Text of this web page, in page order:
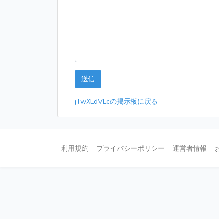
送信
jTwXLdVLeの掲示板に戻る
利用規約 プライバシーポリシー 運営者情報